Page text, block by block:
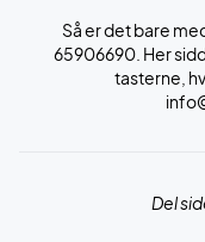
Så er det bare
65906690. Her
tasterne,
Del